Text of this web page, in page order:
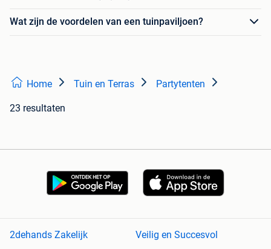
Wat zijn de voordelen van een tuinpaviljoen?
Home Tuin en Terras Partytenten
23 resultaten
2dehands Zakelijk Veilig en Succesvol